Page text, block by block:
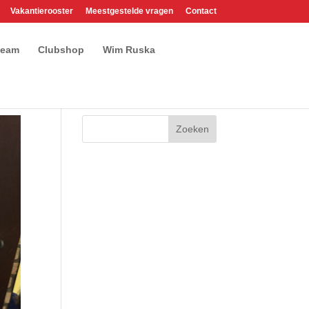
Vakantierooster Meestgestelde vragen Contact
Clubshop Wim Ruska